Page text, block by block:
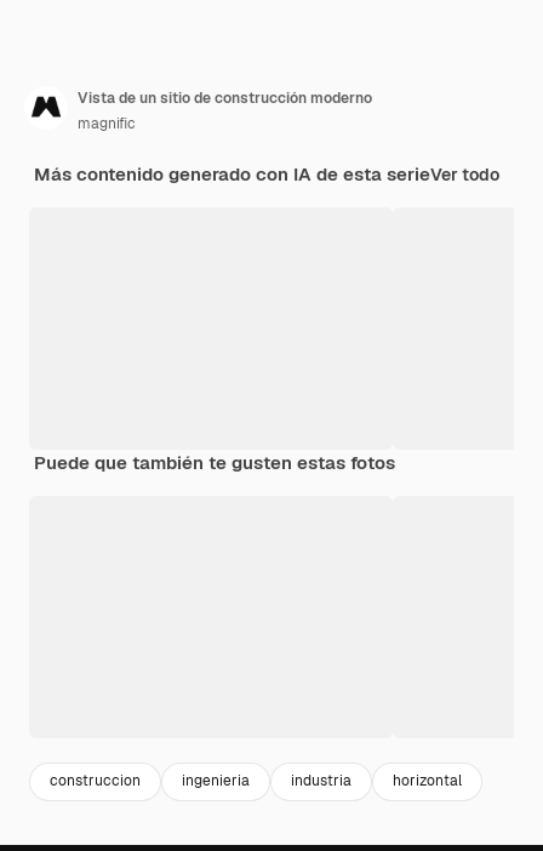
Vista de un sitio de construcción moderno
magnific
Más contenido generado con IA de esta serieVer todo
Puede que también te gusten estas fotos
construccion ingenieria industria horizontal